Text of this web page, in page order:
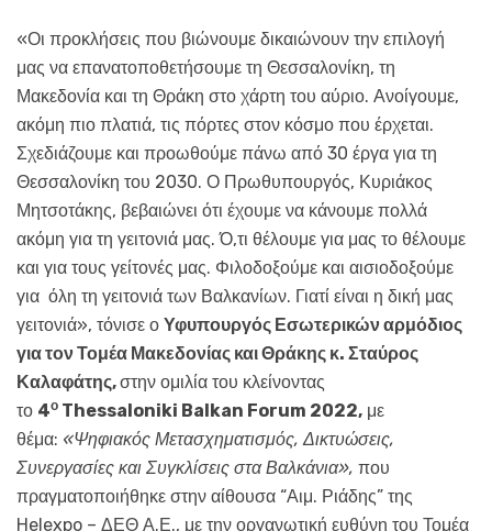
«Οι προκλήσεις που βιώνουμε δικαιώνουν την επιλογή
μας να επανατοποθετήσουμε τη Θεσσαλονίκη, τη
Μακεδονία και τη Θράκη στο χάρτη του αύριο. Ανοίγουμε,
ακόμη πιο πλατιά, τις πόρτες στον κόσμο που έρχεται.
Σχεδιάζουμε και προωθούμε πάνω από 30 έργα για τη
Θεσσαλονίκη του 2030. Ο Πρωθυπουργός, Κυριάκος
Μητσοτάκης, βεβαιώνει ότι έχουμε να κάνουμε πολλά
ακόμη για τη γειτονιά μας. Ό,τι θέλουμε για μας το θέλουμε
και για τους γείτονές μας. Φιλοδοξούμε και αισιοδοξούμε
για όλη τη γειτονιά των Βαλκανίων. Γιατί είναι η δική μας
γειτονιά», τόνισε ο Υφυπουργός Εσωτερικών αρμόδιος
για τον Τομέα Μακεδονίας και Θράκης κ. Σταύρος
Καλαφάτης,στην ομιλία του κλείνοντας
το 4ο Thessaloniki Balkan Forum 2022, με
θέμα: «Ψηφιακός Μετασχηματισμός, Δικτυώσεις,
Συνεργασίες και Συγκλίσεις στα Βαλκάνια», που
πραγματοποιήθηκε στην αίθουσα “Αιμ. Ριάδης” της
Helexpo – ΔΕΘ Α.Ε., με την οργανωτική ευθύνη του Τομέα